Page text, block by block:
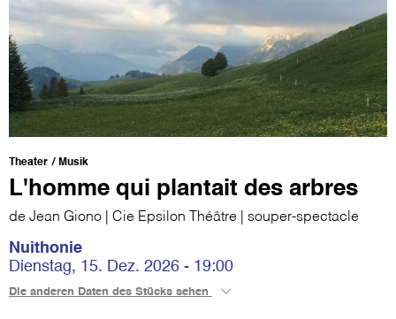
Theater Musik
L'homme qui plantait des arbres
de Jean Giono | Cie Epsilon Théâtre | souper-spectacle
Nuithonie
Dienstag, 15. Dez. 2026 - 19:00
Die anderen Daten des Stücks sehen